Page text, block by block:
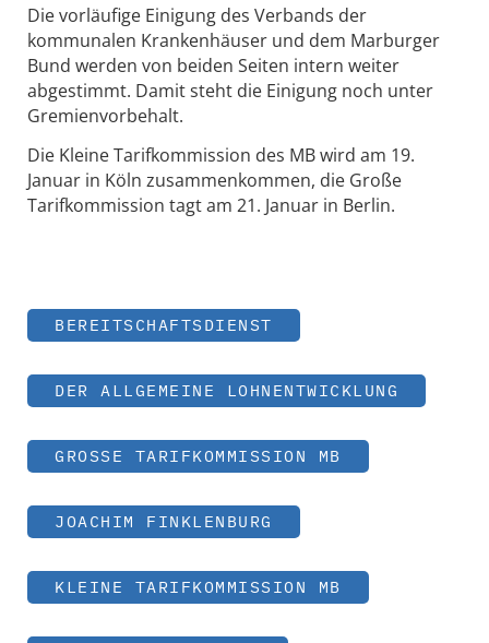
Die vorläufige Einigung des Verbands der
kommunalen Krankenhäuser und dem Marburger
Bund werden von beiden Seiten intern weiter
abgestimmt. Damit steht die Einigung noch unter
Gremienvorbehalt.
Die Kleine Tarifkommission des MB wird am 19.
Januar in Köln zusammenkommen, die Große
Tarifkommission tagt am 21. Januar in Berlin.
BEREITSCHAFTSDIENST
DER ALLGEMEINE LOHNENTWICKLUNG
GROSSE TARIFKOMMISSION MB
JOACHIM FINKLENBURG
KLEINE TARIFKOMMISSION MB